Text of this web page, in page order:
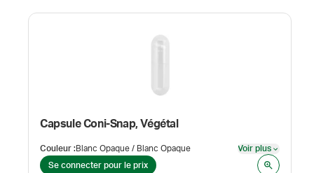
Capsule Coni-Snap, Végétal
Couleur : Blanc Opaque / Blanc Opaque Voir plus
Se connecter pour le prix